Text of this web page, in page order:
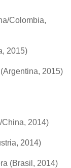
Colombia,
2015)
2015)
2014)
2014)
(Brasil, 2014)